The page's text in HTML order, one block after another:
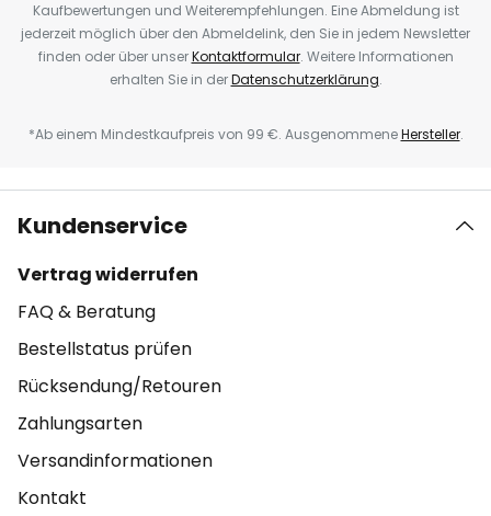
Kaufbewertungen und Weiterempfehlungen. Eine Abmeldung ist
jederzeit möglich über den Abmeldelink, den Sie in jedem Newsletter
finden oder über unserKontaktformular. Weitere Informationen
erhalten Sie in derDatenschutzerklärung.
*Ab einem Mindestkaufpreis von 99 €. AusgenommeneHersteller.
Kundenservice
Vertrag widerrufen
FAQ & Beratung
Bestellstatus prüfen
Rücksendung/Retouren
Zahlungsarten
Versandinformationen
Kontakt